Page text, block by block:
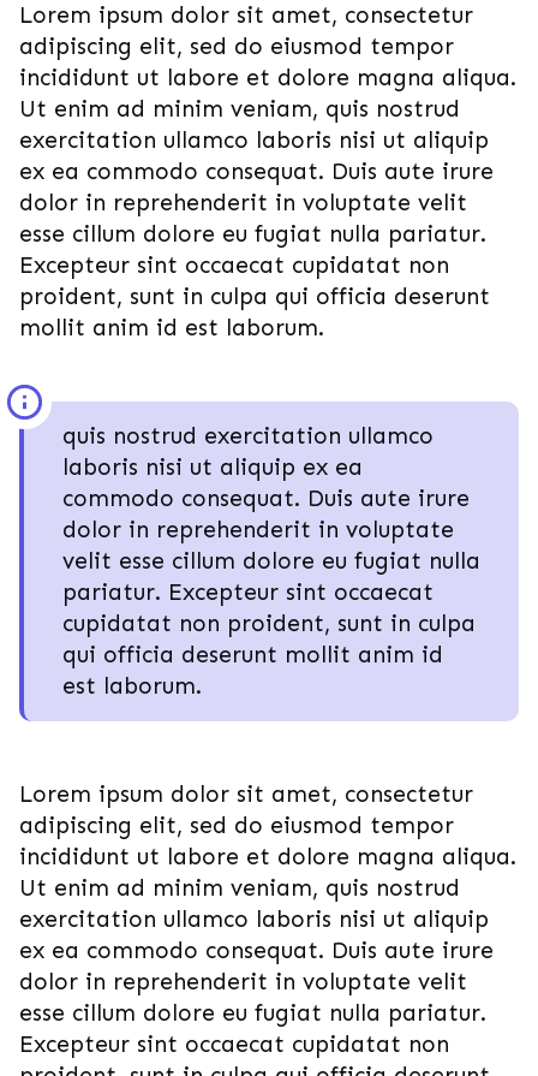
Lorem ipsum dolor sit amet, consectetur
adipiscing elit, sed do eiusmod tempor
incididunt ut labore et dolore magna aliqua.
Ut enim ad minim veniam, quis nostrud
exercitation ullamco laboris nisi ut aliquip
ex ea commodo consequat. Duis aute irure
dolor in reprehenderit in voluptate velit
esse cillum dolore eu fugiat nulla pariatur.
Excepteur sint occaecat cupidatat non
proident, sunt in culpa qui officia deserunt
mollit anim id est laborum.
quis nostrud exercitation ullamco
laboris nisi ut aliquip ex ea
commodo consequat. Duis aute irure
dolor in reprehenderit in voluptate
velit esse cillum dolore eu fugiat nulla
pariatur. Excepteur sint occaecat
cupidatat non proident, sunt in culpa
qui officia deserunt mollit anim id
est laborum.
Lorem ipsum dolor sit amet, consectetur
adipiscing elit, sed do eiusmod tempor
incididunt ut labore et dolore magna aliqua.
Ut enim ad minim veniam, quis nostrud
exercitation ullamco laboris nisi ut aliquip
ex ea commodo consequat. Duis aute irure
dolor in reprehenderit in voluptate velit
esse cillum dolore eu fugiat nulla pariatur.
Excepteur sint occaecat cupidatat non